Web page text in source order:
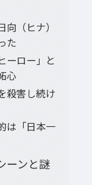
（ヒナ）
た
ーロー」と
心
殺害し続け
は「日本一
ーンと謎